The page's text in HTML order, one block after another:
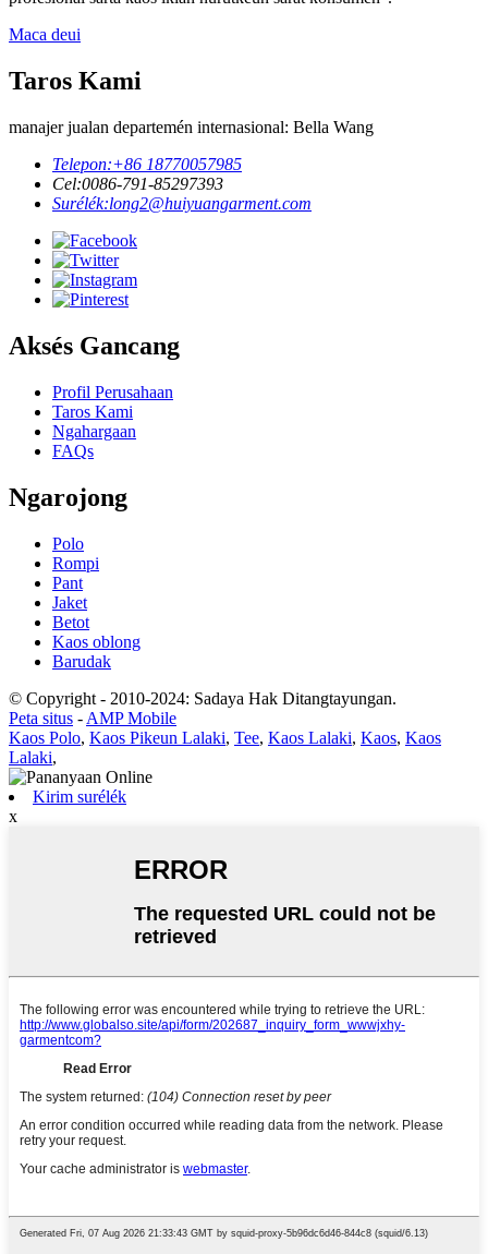
Maca deui
Taros Kami
manajer jualan departemén internasional: Bella Wang
Telepon:+86 18770057985
Cel:0086-791-85297393
Surélék:long2@huiyuangarment.com
Aksés Gancang
Profil Perusahaan
Taros Kami
Ngahargaan
FAQs
Ngarojong
Polo
Rompi
Pant
Jaket
Betot
Kaos oblong
Barudak
© Copyright - 2010-2024: Sadaya Hak Ditangtayungan.
Peta situs - AMP Mobile
Kaos Polo, Kaos Pikeun Lalaki, Tee, Kaos Lalaki, Kaos, Kaos
Lalaki,
Kirim surélék
x